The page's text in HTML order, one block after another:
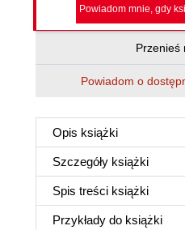
Powiadom mnie, gdy
Przenieś
Powiadom o
Opis książki
Szczegóły książki
Spis treści książki
Przykłady do książki